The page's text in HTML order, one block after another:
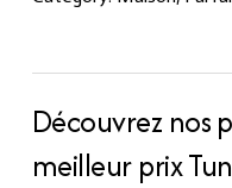
Citron
Découvrez nos
meilleur prix